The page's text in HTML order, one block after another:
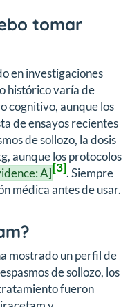
tomar
en investigaciones
histórico varía de
cognitivo, aunque los
de ensayos recientes
de sollozo, la dosis
aunque los protocolos
A][3]. Siempre
médica antes de usar.
mostrado un perfil de
de sollozo, los
fueron